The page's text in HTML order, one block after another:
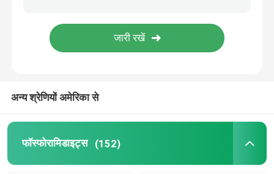
वितरण प्रणाली
अन्य श्रेणियों अमेरिका से
फॉस्फोरामिडाइट्स (152)